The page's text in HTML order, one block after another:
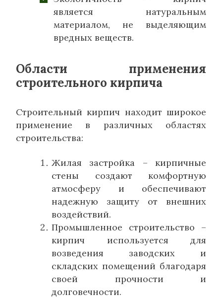
является натуральным
материалом, не выделяющим
вредных веществ.
Области применения
строительного кирпича
Строительный кирпич находит широкое
применение в различных областях
строительства:
Жилая застройка – кирпичные
стены создают комфортную
атмосферу и обеспечивают
надежную защиту от внешних
воздействий.
Промышленное строительство –
кирпич используется для
возведения заводских и
складских помещений благодаря
своей прочности и
долговечности.